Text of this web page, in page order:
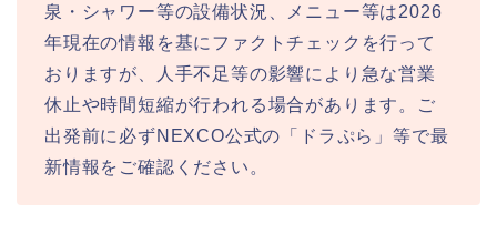
泉・シャワー等の設備状況、メニュー等は2026
年現在の情報を基にファクトチェックを行って
おりますが、人手不足等の影響により急な営業
休止や時間短縮が行われる場合があります。ご
出発前に必ずNEXCO公式の「ドラぷら」等で最
新情報をご確認ください。